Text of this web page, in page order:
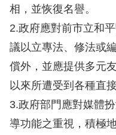
快
捷
鍵
請
選
擇
相，並恢復名譽。
2.政府應對前市立和
議以立專法、修法或
償外，並應提供多元
以來所遭受到各種直
3.政府部門應對媒體
導功能之重視，積極